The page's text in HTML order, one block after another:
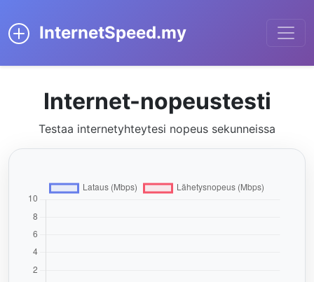
InternetSpeed.my
Internet-nopeustesti
Testaa internetyhteytesi nopeus sekunneissa